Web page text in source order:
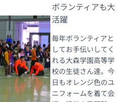
ボランティアも大
活躍
毎年ボランティアと
してお手伝いしてく
れる大森学園高等学
校の生徒さん達。今
日もオレンジ色のユ
ニフォームを着て会